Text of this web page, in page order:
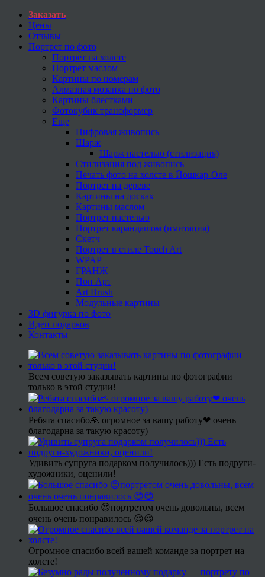
Заказать
Цены
Отзывы
Портрет по фото
Портрет на холсте
Портрет маслом
Картины по номерам
Алмазная мозаика по фото
Картины блестками
Фотокубик трансформер
Еще
Цифровая живопись
Шарж
Шарж пастелью (стилизация)
Стилизация под живопись
Печать фото на холсте в Йошкар-Оле
Портрет на дереве
Картины на досках
Картины маслом
Портрет пастелью
Портрет карандашом (имитация)
Скетч
Портрет в стиле Touch Art
WPAP
ГРАНЖ
Поп Арт
Art Brush
Модульные картины
3D фигурка по фото
Идеи подарков
Контакты
Всем советую заказывать картины по фотографии
только в этой студии!
Ребята спасибо🙏 огромное за вашу работу❤ очень
благодарна за такую красоту)
Удивить супруга подарком получилось))) Есть подруги-
художники, оценили!
Большое спасибо 😍портретом очень довольны, всем
очень очень понравилось 😍😍
Огромное спасибо всей вашей команде за портрет на
холсте!